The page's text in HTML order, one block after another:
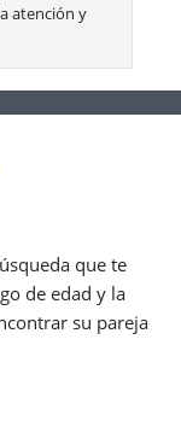
atención y
que te
de edad y la
su pareja